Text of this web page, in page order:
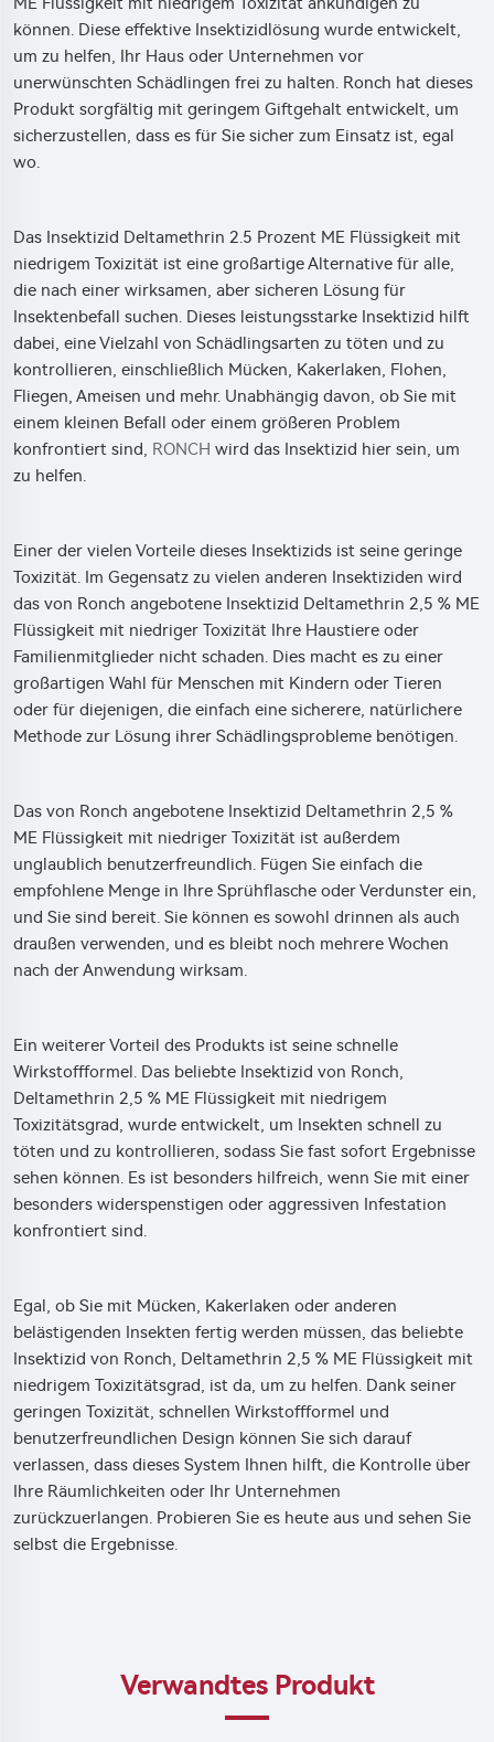
können. Diese effektive Insektizidlösung wurde entwickelt,
um zu helfen, Ihr Haus oder Unternehmen vor
unerwünschten Schädlingen frei zu halten. Ronch hat dieses
Produkt sorgfältig mit geringem Giftgehalt entwickelt, um
sicherzustellen, dass es für Sie sicher zum Einsatz ist, egal
wo.
Das Insektizid Deltamethrin 2.5 Prozent ME Flüssigkeit mit
niedrigem Toxizität ist eine großartige Alternative für alle,
die nach einer wirksamen, aber sicheren Lösung für
Insektenbefall suchen. Dieses leistungsstarke Insektizid hilft
dabei, eine Vielzahl von Schädlingsarten zu töten und zu
kontrollieren, einschließlich Mücken, Kakerlaken, Flohen,
Fliegen, Ameisen und mehr. Unabhängig davon, ob Sie mit
einem kleinen Befall oder einem größeren Problem
konfrontiert sind, RONCH wird das Insektizid hier sein, um
zu helfen.
Einer der vielen Vorteile dieses Insektizids ist seine geringe
Toxizität. Im Gegensatz zu vielen anderen Insektiziden wird
das von Ronch angebotene Insektizid Deltamethrin 2,5 % ME
Flüssigkeit mit niedriger Toxizität Ihre Haustiere oder
Familienmitglieder nicht schaden. Dies macht es zu einer
großartigen Wahl für Menschen mit Kindern oder Tieren
oder für diejenigen, die einfach eine sicherere, natürlichere
Methode zur Lösung ihrer Schädlingsprobleme benötigen.
Das von Ronch angebotene Insektizid Deltamethrin 2,5 %
ME Flüssigkeit mit niedriger Toxizität ist außerdem
unglaublich benutzerfreundlich. Fügen Sie einfach die
empfohlene Menge in Ihre Sprühflasche oder Verdunster ein,
und Sie sind bereit. Sie können es sowohl drinnen als auch
draußen verwenden, und es bleibt noch mehrere Wochen
nach der Anwendung wirksam.
Ein weiterer Vorteil des Produkts ist seine schnelle
Wirkstoffformel. Das beliebte Insektizid von Ronch,
Deltamethrin 2,5 % ME Flüssigkeit mit niedrigem
Toxizitätsgrad, wurde entwickelt, um Insekten schnell zu
töten und zu kontrollieren, sodass Sie fast sofort Ergebnisse
sehen können. Es ist besonders hilfreich, wenn Sie mit einer
besonders widerspenstigen oder aggressiven Infestation
konfrontiert sind.
Egal, ob Sie mit Mücken, Kakerlaken oder anderen
belästigenden Insekten fertig werden müssen, das beliebte
Insektizid von Ronch, Deltamethrin 2,5 % ME Flüssigkeit mit
niedrigem Toxizitätsgrad, ist da, um zu helfen. Dank seiner
geringen Toxizität, schnellen Wirkstoffformel und
benutzerfreundlichen Design können Sie sich darauf
verlassen, dass dieses System Ihnen hilft, die Kontrolle über
Ihre Räumlichkeiten oder Ihr Unternehmen
zurückzuerlangen. Probieren Sie es heute aus und sehen Sie
selbst die Ergebnisse.
Verwandtes Produkt